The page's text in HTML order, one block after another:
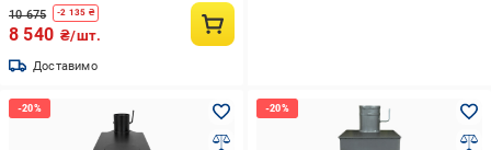
10 675 -2 135 ₴
8 540 ₴/шт.
Доставимо